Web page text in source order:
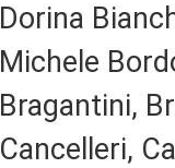
Dorina
Michele
Bragantini,
Cancelleri,